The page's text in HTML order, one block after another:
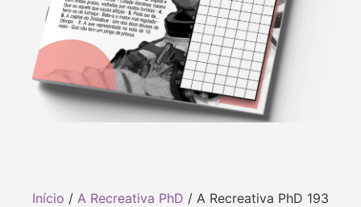
Início / A Recreativa PhD / A Recreativa PhD 193